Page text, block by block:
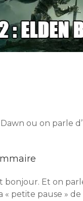
ou on parle
bonjour. Et on
petite pause » de